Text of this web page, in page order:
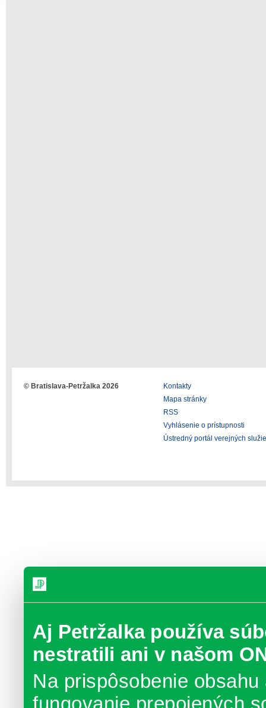
Aj Petržalka používa
nestratili ani v našom
Na prispôsobenie
© Bratislava-Petržalka 2026
Kontakty
Mapa stránky
RSS
Vyhlásenie o prístupnosti
Ústredný portál verejných